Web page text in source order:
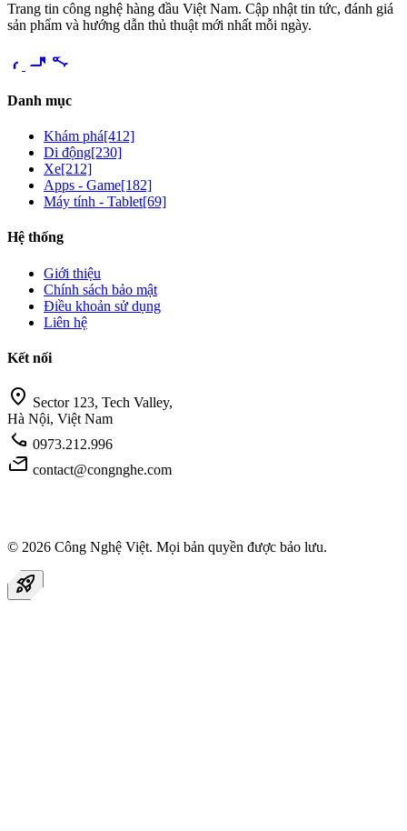
Trang tin công nghệ hàng đầu Việt Nam. Cập nhật tin tức, đánh giá
sản phẩm và hướng dẫn thủ thuật mới nhất mỗi ngày.
videocam share
Danh mục
Khám phá[412]
Di động[230]
Xe[212]
Apps - Game[182]
Máy tính - Tablet[69]
Hệ thống
Giới thiệu
Chính sách bảo mật
Điều khoản sử dụng
Liên hệ
Kết nối
location_on Sector 123, Tech Valley,
Hà Nội, Việt Nam
call 0973.212.996
mail contact@congnghe.com
© 2026 Công Nghệ Việt. Mọi bản quyền được bảo lưu.
rocket_launch